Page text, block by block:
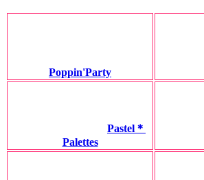
Poppin'Party
Pastel＊
Palettes